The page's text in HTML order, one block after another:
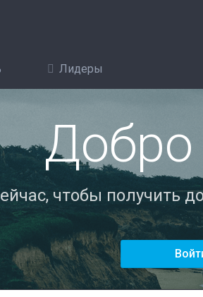
Лидеры
Добро
чтобы получить